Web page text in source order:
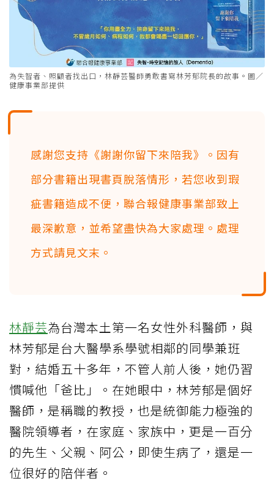
為失智者、照顧者找出口，林靜芸醫師勇敢書寫林芳郁院長的故事。圖／
健康事業部提供
感謝您支持《謝謝你留下來陪我》。因有
部分書籍出現書頁脫落情形，若您收到瑕
疵書籍造成不便，聯合報健康事業部致上
最深歉意，並希望盡快為大家處理。處理
方式請見文末。
林靜芸為台灣本土第一名女性外科醫師，與
林芳郁是台大醫學系學號相鄰的同學兼班
對，結婚五十多年，不管人前人後，她仍習
慣喊他「爸比」。在她眼中，林芳郁是個好
醫師，是稱職的教授，也是統御能力極強的
醫院領導者，在家庭、家族中，更是一百分
的先生、父親、阿公，即使生病了，還是一
位很好的陪伴者。